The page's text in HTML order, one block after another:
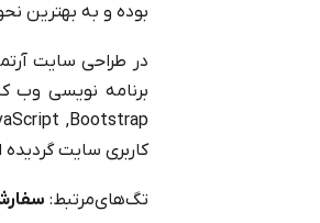
بوده و به بهترین
کاربری سایت
تگ‌های‌مرتبط: